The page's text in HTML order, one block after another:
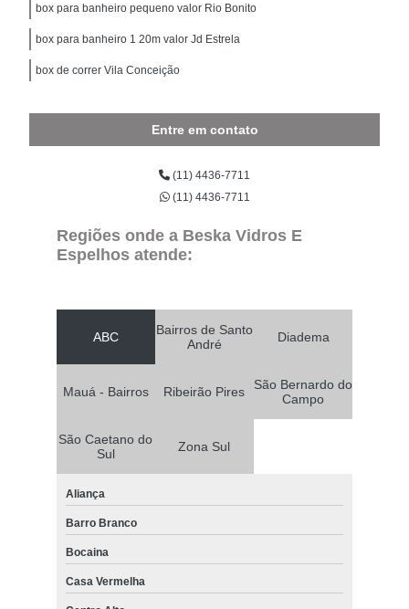
box para banheiro pequeno valor Rio Bonito
box para banheiro 1 20m valor Jd Estrela
box de correr Vila Conceição
Entre em contato
(11) 4436-7711
(11) 4436-7711
Regiões onde a Beska Vidros E
Espelhos atende:
ABC
Bairros de Santo
André
Diadema
Mauá - Bairros Ribeirão Pires
São Bernardo do
Campo
São Caetano do
Sul
Zona Sul
Aliança
Barro Branco
Bocaina
Casa Vermelha